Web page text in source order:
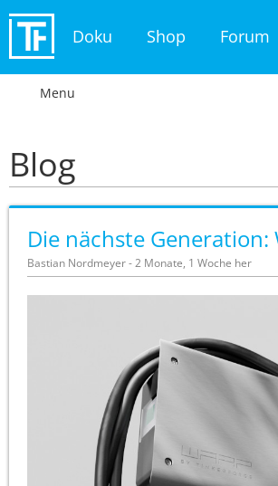
Doku Shop Forum
Menu
Blog
Die nächste Generation:
Bastian Nordmeyer - 2 Monate, 1 Woche her